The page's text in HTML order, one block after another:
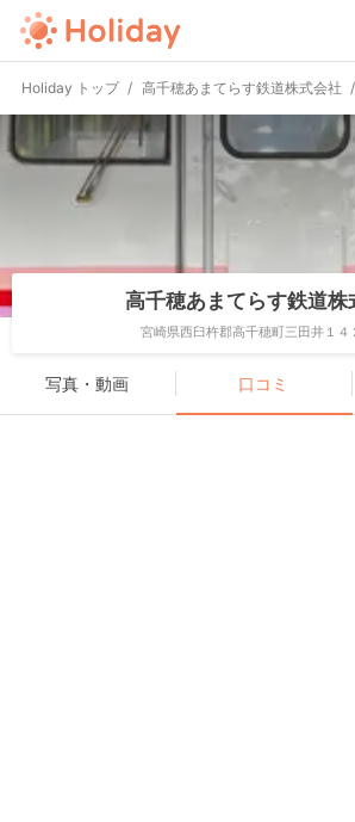
Holiday トップ 高千穂あまてらす鉄道株式会社
高千穂あまてらす鉄道株
宮崎県西臼杵郡高千穂町三田井１４
写真・動画 口コミ